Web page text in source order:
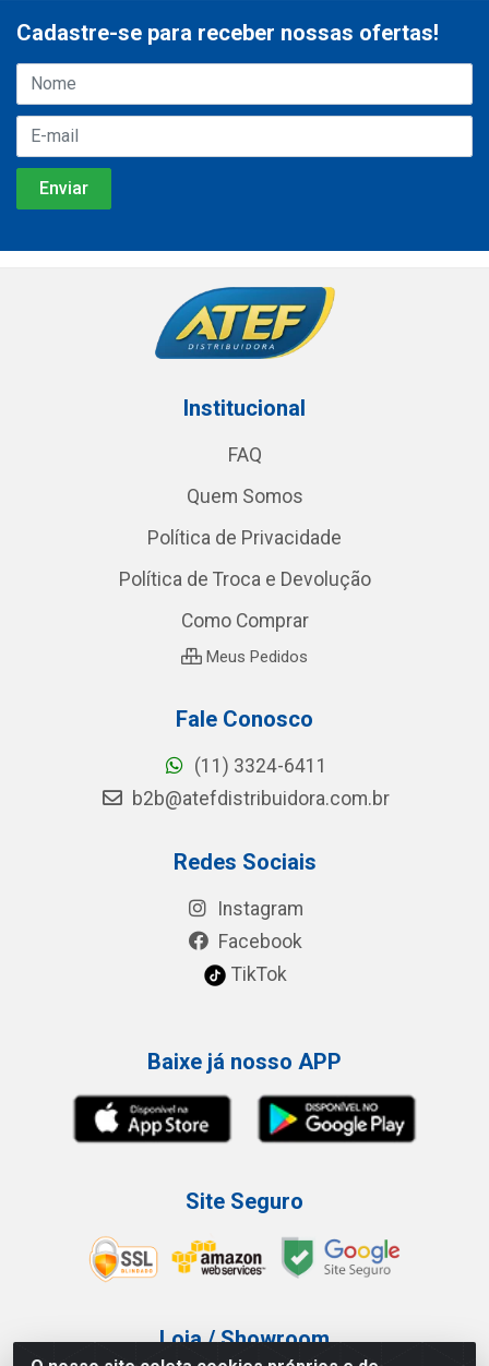
Cadastre-se para receber nossas ofertas!
Institucional
FAQ
Quem Somos
Política de Privacidade
Política de Troca e Devolução
Como Comprar
Meus Pedidos
Fale Conosco
(11) 3324-6411
b2b@atefdistribuidora.com.br
Redes Sociais
Instagram
Facebook
TikTok
Baixe já nosso APP
Site Seguro
Loja / Showroom